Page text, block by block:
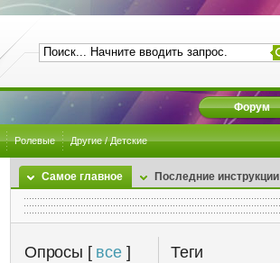
Форум
Ролевые Другие / Детские
Самое главное Последние инструкции
Опросы [ все] Теги